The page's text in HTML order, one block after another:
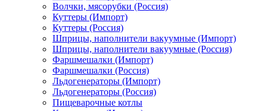
Волчки, мясорубки (Россия)
Куттеры (Импорт)
Куттеры (Россия)
Шприцы, наполнители вакуумные (Импорт)
Шприцы, наполнители вакуумные (Россия)
Фаршмешалки (Импорт)
Фаршмешалки (Россия)
Льдогенераторы (Импорт)
Льдогенераторы (Россия)
Пищеварочные котлы